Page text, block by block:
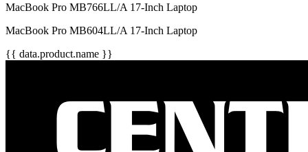
MacBook Pro MB766LL/A 17-Inch Laptop
MacBook Pro MB604LL/A 17-Inch Laptop
{{ data.product.name }}